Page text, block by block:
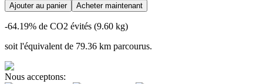
Ajouter au panier Acheter maintenant
-64.19% de CO2 évités (9.60 kg)
soit l'équivalent de 79.36 km parcourus.
Nous acceptons: